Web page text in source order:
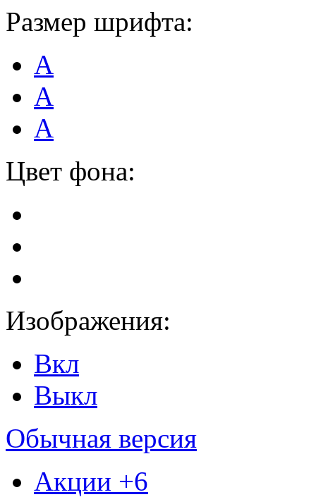
Размер шрифта:
А
А
А
Цвет фона:
Изображения:
Вкл
Выкл
Обычная версия
Акции +6